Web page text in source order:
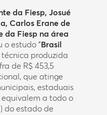
da Fiesp, Josué
Carlos Erane de
da Fiesp na área
o estudo “Brasil
técnica produzida
de R$ 453,5
que atinge
estaduais
equivalem a todo o
do estado de